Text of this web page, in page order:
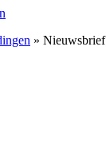
» Nieuwsbrief